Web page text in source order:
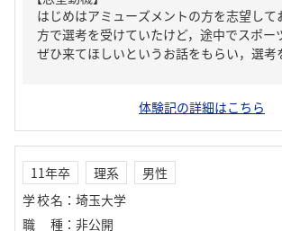
はじめはアミューズメントの方を志望して
方で選考を受けていたけど，途中でスポー
ぜひ来てほしいというお話をもらい，選考
体験記の詳細はこちら
11年卒 理系
男性
学校名 ： 埼玉大学
職種 ： 非公開